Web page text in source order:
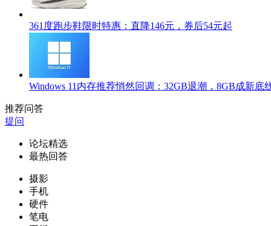
361度跑步鞋限时特惠：直降146元，券后54元起
Windows 11内存推荐悄然回调：32GB退潮，8GB成新底
推荐问答
提问
论坛精选
最热回答
摄影
手机
硬件
笔电